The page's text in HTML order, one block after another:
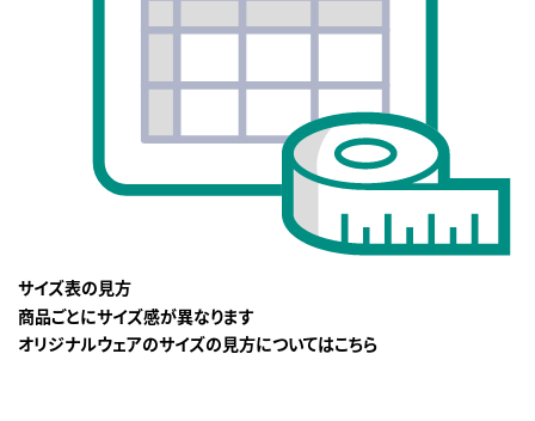
サイズ表の見方
商品ごとにサイズ感が異なります
オリジナルウェアのサイズの見方についてはこちら